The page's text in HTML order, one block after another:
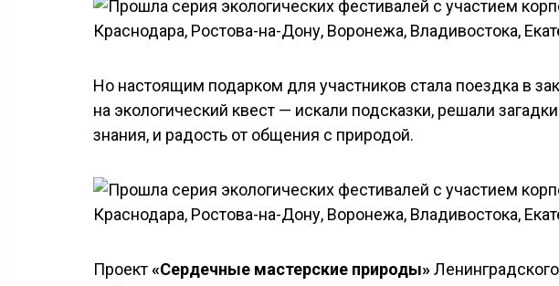
Но настоящим подарком для участников стала поездка в
на экологический квест — искали подсказки, решали
знания, и радость от общения с природой.
Проект«Сердечные мастерские природы»